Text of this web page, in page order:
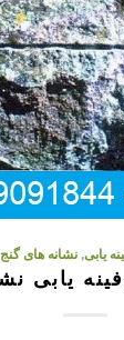
یابی,نشانه های گنج
یابی